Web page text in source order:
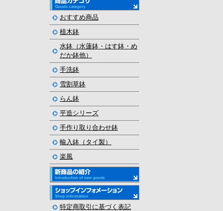
おすすめ商品
植木鉢
水鉢（水蓮鉢・はす鉢・め
だか鉢他）
手洗鉢
雪割草鉢
らん鉢
平造シリーズ
手作り取り合わせ鉢
輸入鉢（タイ製）
楽風
特定商取引に基づく表記